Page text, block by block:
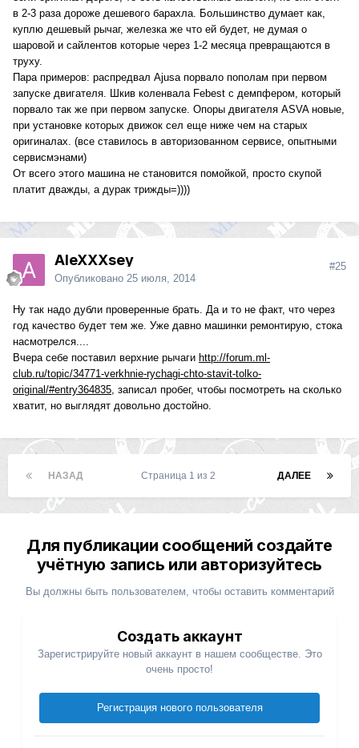
в 2-3 раза дороже дешевого барахла. Большинство думает как,
куплю дешевый рычаг, железка же что ей будет, не думая о
шаровой и сайлентов которые через 1-2 месяца превращаются в
труху.
Пара примеров: распредвал Ajusa порвало пополам при первом
запуске двигателя. Шкив коленвала Febest с демпфером, который
порвало так же при первом запуске. Опоры двигателя ASVA новые,
при установке которых движок сел еще ниже чем на старых
оригиналах. (все ставилось в авторизованном сервисе, опытными
сервисмэнами)
От всего этого машина не становится помойкой, просто скупой
платит дважды, а дурак трижды=))))
AleXXXsey
Опубликовано 25 июля, 2014
#25
Ну так надо дубли проверенные брать. Да и то не факт, что через
год качество будет тем же. Уже давно машинки ремонтирую, стока
насмотрелся....
Вчера себе поставил верхние рычаги http://forum.ml-
club.ru/topic/34771-verkhnie-rychagi-chto-stavit-tolko-
original/#entry364835, записал пробег, чтобы посмотреть на сколько
хватит, но выглядят довольно достойно.
НАЗАД ДАЛЕЕ
Страница 1 из 2
Для публикации сообщений создайте
учётную запись или авторизуйтесь
Вы должны быть пользователем, чтобы оставить комментарий
Создать аккаунт
Зарегистрируйте новый аккаунт в нашем сообществе. Это
очень просто!
Регистрация нового пользователя